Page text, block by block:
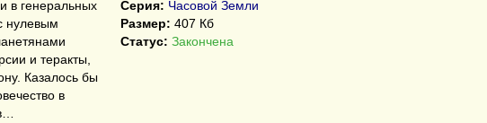
в генеральных
нулевым
и теракты,
Казалось бы
в
Серия: Часовой Земли
Размер: 407 Кб
Статус: Закончена